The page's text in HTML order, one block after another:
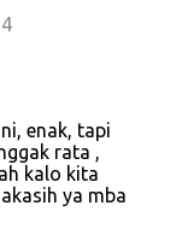
enak, tapi
rata ,
kalo kita
ya mba